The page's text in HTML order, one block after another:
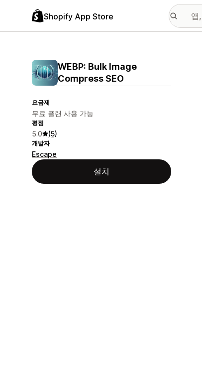
Shopify App Store
WEBP: Bulk Image
Compress SEO
요금제
무료 플랜 사용 가능
평점
5.0 (5)
개발자
Escape
설치